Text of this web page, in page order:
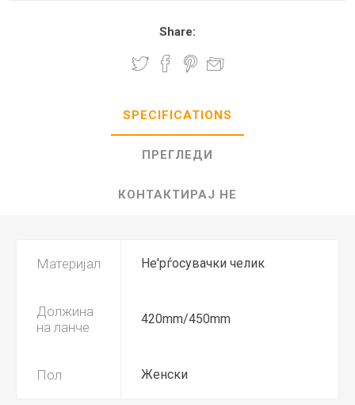
Share:
SPECIFICATIONS
ПРЕГЛЕДИ
КОНТАКТИРАЈ НЕ
Материјал Не'рѓосувачки челик
Должина
на ланче
420mm/450mm
Пол Женски